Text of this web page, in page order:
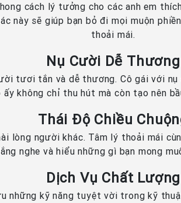
cách lý tưởng cho các anh em
này sẽ giúp bạn bỏ đi mọi muộn
thoải mái.
Nụ Cười Dễ Thương
tươi tắn và dễ thương. Cô gái với
không chỉ thu hút mà còn tạo nên
Thái Độ Chiều
lòng người khác. Tâm lý thoải mái
nghe và hiểu những gì bạn mong
Dịch Vụ Chất Lượng
những kỹ năng tuyệt vời trong kỹ